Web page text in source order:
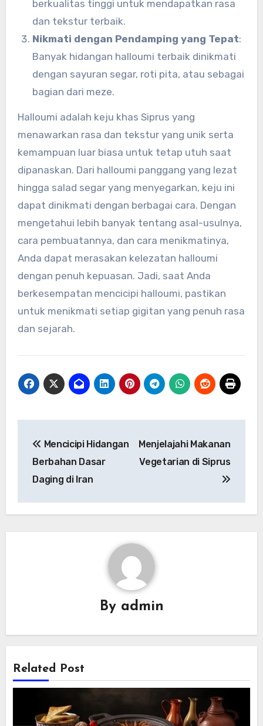
berkualitas tinggi untuk mendapatkan rasa
dan tekstur terbaik.
Nikmati dengan Pendamping yang Tepat:
Banyak hidangan halloumi terbaik dinikmati
dengan sayuran segar, roti pita, atau sebagai
bagian dari meze.
Halloumi adalah keju khas Siprus yang
menawarkan rasa dan tekstur yang unik serta
kemampuan luar biasa untuk tetap utuh saat
dipanaskan. Dari halloumi panggang yang lezat
hingga salad segar yang menyegarkan, keju ini
dapat dinikmati dengan berbagai cara. Dengan
mengetahui lebih banyak tentang asal-usulnya,
cara pembuatannya, dan cara menikmatinya,
Anda dapat merasakan kelezatan halloumi
dengan penuh kepuasan. Jadi, saat Anda
berkesempatan mencicipi halloumi, pastikan
untuk menikmati setiap gigitan yang penuh rasa
dan sejarah.
pos
Mencicipi Hidangan
Berbahan Dasar
Daging di Iran
Menjelajahi Makanan
Vegetarian di Siprus
By admin
Related Post